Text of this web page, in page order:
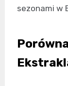
sezonami w